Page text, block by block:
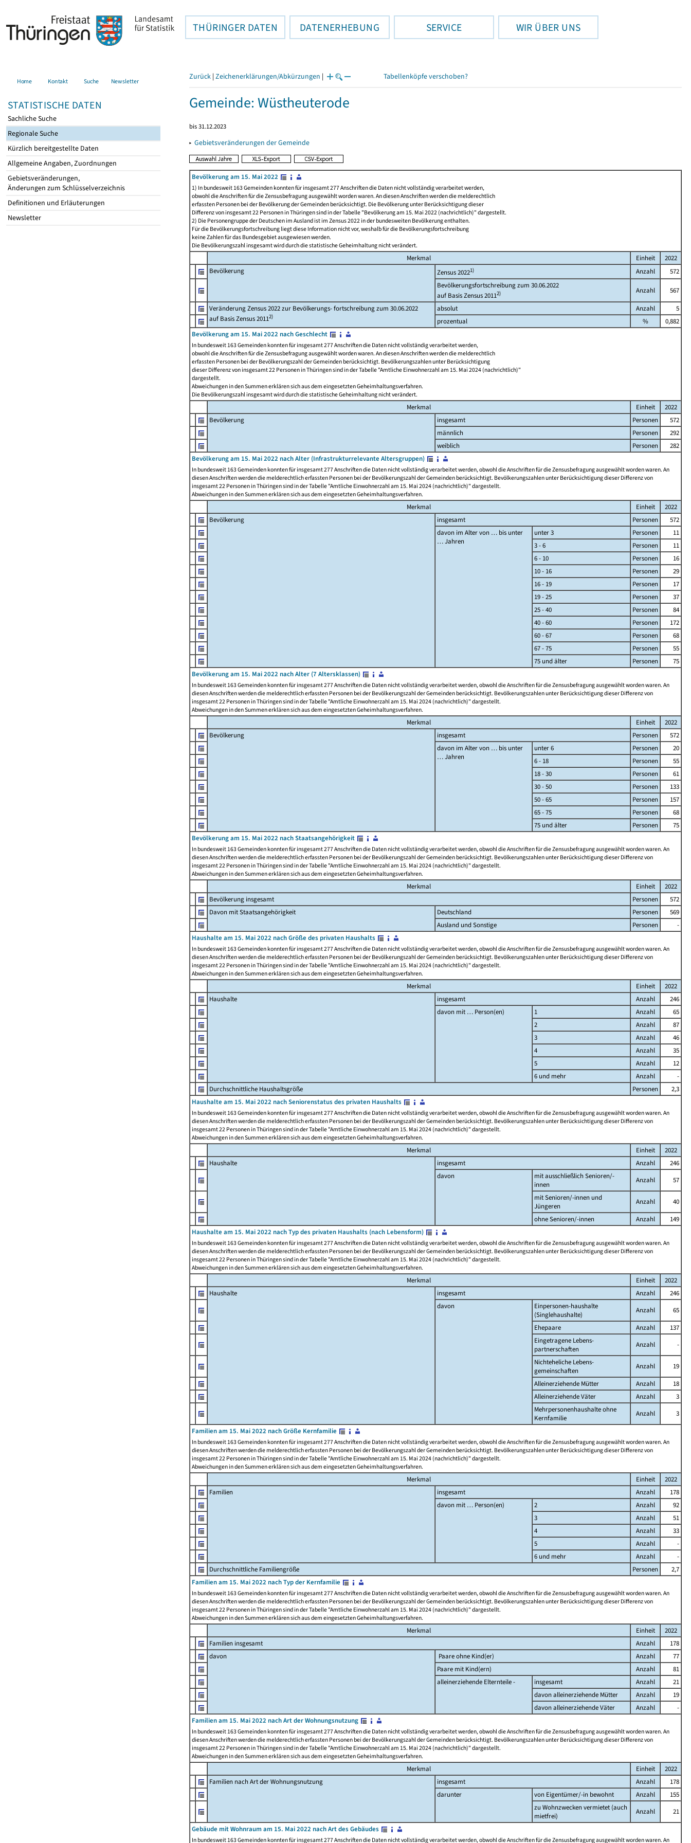
THÜRINGER DATEN DATENERHEBUNG SERVICE WIR ÜBER UNS
Home Kontakt Suche Newsletter
STATISTISCHE DATEN
Sachliche Suche
Regionale Suche
Kürzlich bereitgestellte Daten
Allgemeine Angaben, Zuordnungen
Gebietsveränderungen,
Änderungen zum Schlüsselverzeichnis
Definitionen und Erläuterungen
Newsletter
Zurück | Zeichenerklärungen/Abkürzungen | Tabellenköpfe verschoben?
Gemeinde: Wüstheuterode
bis 31.12.2023
▸ Gebietsveränderungen der Gemeinde
Bevölkerung am 15. Mai 2022
1) In bundesweit 163 Gemeinden konnten für insgesamt 277 Anschriften die Daten nicht vollständig verarbeitet werden,
obwohl die Anschriften für die Zensusbefragung ausgewählt worden waren. An diesen Anschriften werden die melderechtlich
erfassten Personen bei der Bevölkerung der Gemeinden berücksichtigt. Die Bevölkerung unter Berücksichtigung dieser
Differenz von insgesamt 22 Personen in Thüringen sind in der Tabelle "Bevölkerung am 15. Mai 2022 (nachrichtlich)" dargestellt.
2) Die Personengruppe der Deutschen im Ausland ist im Zensus 2022 in der bundesweiten Bevölkerung enthalten.
Für die Bevölkerungsfortschreibung liegt diese Information nicht vor, weshalb für die Bevölkerungsfortschreibung
keine Zahlen für das Bundesgebiet ausgewiesen werden.
Die Bevölkerungszahl insgesamt wird durch die statistische Geheimhaltung nicht verändert.
Merkmal Einheit
2022
Bevölkerung
Zensus 20221) Anzahl
572
Bevölkerungsfortschreibung zum 30.06.2022
auf Basis Zensus 20112) Anzahl 567
Veränderung Zensus 2022 zur Bevölkerungs- fortschreibung zum 30.06.2022
auf Basis Zensus 20112)
absolut Anzahl
5
prozentual
%
0,882
Bevölkerung am 15. Mai 2022 nach Geschlecht
In bundesweit 163 Gemeinden konnten für insgesamt 277 Anschriften die Daten nicht vollständig verarbeitet werden,
obwohl die Anschriften für die Zensusbefragung ausgewählt worden waren. An diesen Anschriften werden die melderechtlich
erfassten Personen bei der Bevölkerungszahl der Gemeinden berücksichtigt. Bevölkerungszahlen unter Berücksichtigung
dieser Differenz von insgesamt 22 Personen in Thüringen sind in der Tabelle "Amtliche Einwohnerzahl am 15. Mai 2024 (nachrichtlich)"
dargestellt.
Abweichungen in den Summen erklären sich aus dem eingesetzten Geheimhaltungsverfahren.
Die Bevölkerungszahl insgesamt wird durch die statistische Geheimhaltung nicht verändert.
Merkmal Einheit
2022
Bevölkerung
insgesamt Personen
572
männlich
Personen
292
weiblich
Personen
282
Bevölkerung am 15. Mai 2022 nach Alter (Infrastrukturrelevante Altersgruppen)
In bundesweit 163 Gemeinden konnten für insgesamt 277 Anschriften die Daten nicht vollständig verarbeitet werden, obwohl die Anschriften für die Zensusbefragung ausgewählt worden waren. An
diesen Anschriften werden die melderechtlich erfassten Personen bei der Bevölkerungszahl der Gemeinden berücksichtigt. Bevölkerungszahlen unter Berücksichtigung dieser Differenz von
insgesamt 22 Personen in Thüringen sind in der Tabelle "Amtliche Einwohnerzahl am 15. Mai 2024 (nachrichtlich)" dargestellt.
Abweichungen in den Summen erklären sich aus dem eingesetzten Geheimhaltungsverfahren.
Merkmal Einheit
2022
Bevölkerung
insgesamt Personen
572
davon im Alter von … bis unter
… Jahren
unter 3 Personen
11
3 - 6
Personen
11
6 - 10
Personen
16
10 - 16
Personen
29
16 - 19
Personen
17
19 - 25
Personen
37
25 - 40
Personen
84
40 - 60
Personen
172
60 - 67
Personen
68
67 - 75
Personen
55
75 und älter
Personen
75
Bevölkerung am 15. Mai 2022 nach Alter (7 Altersklassen)
In bundesweit 163 Gemeinden konnten für insgesamt 277 Anschriften die Daten nicht vollständig verarbeitet werden, obwohl die Anschriften für die Zensusbefragung ausgewählt worden waren. An
diesen Anschriften werden die melderechtlich erfassten Personen bei der Bevölkerungszahl der Gemeinden berücksichtigt. Bevölkerungszahlen unter Berücksichtigung dieser Differenz von
insgesamt 22 Personen in Thüringen sind in der Tabelle "Amtliche Einwohnerzahl am 15. Mai 2024 (nachrichtlich)" dargestellt.
Abweichungen in den Summen erklären sich aus dem eingesetzten Geheimhaltungsverfahren.
Merkmal Einheit
2022
Bevölkerung
insgesamt Personen
572
davon im Alter von … bis unter
… Jahren
unter 6 Personen
20
6 - 18
Personen
55
18 - 30
Personen
61
30 - 50
Personen
133
50 - 65
Personen
157
65 - 75
Personen
68
75 und älter
Personen
75
Bevölkerung am 15. Mai 2022 nach Staatsangehörigkeit
In bundesweit 163 Gemeinden konnten für insgesamt 277 Anschriften die Daten nicht vollständig verarbeitet werden, obwohl die Anschriften für die Zensusbefragung ausgewählt worden waren. An
diesen Anschriften werden die melderechtlich erfassten Personen bei der Bevölkerungszahl der Gemeinden berücksichtigt. Bevölkerungszahlen unter Berücksichtigung dieser Differenz von
insgesamt 22 Personen in Thüringen sind in der Tabelle "Amtliche Einwohnerzahl am 15. Mai 2024 (nachrichtlich)" dargestellt.
Abweichungen in den Summen erklären sich aus dem eingesetzten Geheimhaltungsverfahren.
Merkmal Einheit
2022
Bevölkerung insgesamt
Personen
572
Davon mit Staatsangehörigkeit
Deutschland Personen
569
Ausland und Sonstige
Personen
-
Haushalte am 15. Mai 2022 nach Größe des privaten Haushalts
In bundesweit 163 Gemeinden konnten für insgesamt 277 Anschriften die Daten nicht vollständig verarbeitet werden, obwohl die Anschriften für die Zensusbefragung ausgewählt worden waren. An
diesen Anschriften werden die melderechtlich erfassten Personen bei der Bevölkerungszahl der Gemeinden berücksichtigt. Bevölkerungszahlen unter Berücksichtigung dieser Differenz von
insgesamt 22 Personen in Thüringen sind in der Tabelle "Amtliche Einwohnerzahl am 15. Mai 2024 (nachrichtlich)" dargestellt.
Abweichungen in den Summen erklären sich aus dem eingesetzten Geheimhaltungsverfahren.
Merkmal Einheit
2022
Haushalte
insgesamt Anzahl
246
davon mit … Person(en)
1 Anzahl
65
2
Anzahl
87
3
Anzahl
46
4
Anzahl
35
5
Anzahl
12
6 und mehr
Anzahl
-
Durchschnittliche Haushaltsgröße
Personen
2,3
Haushalte am 15. Mai 2022 nach Seniorenstatus des privaten Haushalts
In bundesweit 163 Gemeinden konnten für insgesamt 277 Anschriften die Daten nicht vollständig verarbeitet werden, obwohl die Anschriften für die Zensusbefragung ausgewählt worden waren. An
diesen Anschriften werden die melderechtlich erfassten Personen bei der Bevölkerungszahl der Gemeinden berücksichtigt. Bevölkerungszahlen unter Berücksichtigung dieser Differenz von
insgesamt 22 Personen in Thüringen sind in der Tabelle "Amtliche Einwohnerzahl am 15. Mai 2024 (nachrichtlich)" dargestellt.
Abweichungen in den Summen erklären sich aus dem eingesetzten Geheimhaltungsverfahren.
Merkmal Einheit
2022
Haushalte
insgesamt Anzahl
246
davon
mit ausschließlich Senioren/-
innen
Anzahl
57
mit Senioren/-innen und
Jüngeren
Anzahl
40
ohne Senioren/-innen
Anzahl
149
Haushalte am 15. Mai 2022 nach Typ des privaten Haushalts (nach Lebensform)
In bundesweit 163 Gemeinden konnten für insgesamt 277 Anschriften die Daten nicht vollständig verarbeitet werden, obwohl die Anschriften für die Zensusbefragung ausgewählt worden waren. An
diesen Anschriften werden die melderechtlich erfassten Personen bei der Bevölkerungszahl der Gemeinden berücksichtigt. Bevölkerungszahlen unter Berücksichtigung dieser Differenz von
insgesamt 22 Personen in Thüringen sind in der Tabelle "Amtliche Einwohnerzahl am 15. Mai 2024 (nachrichtlich)" dargestellt.
Abweichungen in den Summen erklären sich aus dem eingesetzten Geheimhaltungsverfahren.
Merkmal Einheit
2022
Haushalte
insgesamt Anzahl
246
davon
Einpersonen-haushalte
(Singlehaushalte)
Anzahl
65
Ehepaare
Anzahl
137
Eingetragene Lebens-
partnerschaften
Anzahl
-
Nichteheliche Lebens-
gemeinschaften
Anzahl
19
Alleinerziehende Mütter
Anzahl
18
Alleinerziehende Väter
Anzahl
3
Mehrpersonenhaushalte ohne
Kernfamilie
Anzahl
3
Familien am 15. Mai 2022 nach Größe Kernfamilie
In bundesweit 163 Gemeinden konnten für insgesamt 277 Anschriften die Daten nicht vollständig verarbeitet werden, obwohl die Anschriften für die Zensusbefragung ausgewählt worden waren. An
diesen Anschriften werden die melderechtlich erfassten Personen bei der Bevölkerungszahl der Gemeinden berücksichtigt. Bevölkerungszahlen unter Berücksichtigung dieser Differenz von
insgesamt 22 Personen in Thüringen sind in der Tabelle "Amtliche Einwohnerzahl am 15. Mai 2024 (nachrichtlich)" dargestellt.
Abweichungen in den Summen erklären sich aus dem eingesetzten Geheimhaltungsverfahren.
Merkmal Einheit
2022
Familien
insgesamt Anzahl
178
davon mit … Person(en)
2 Anzahl
92
3
Anzahl
51
4
Anzahl
33
5
Anzahl
-
6 und mehr
Anzahl
-
Durchschnittliche Familiengröße
Personen
2,7
Familien am 15. Mai 2022 nach Typ der Kernfamilie
In bundesweit 163 Gemeinden konnten für insgesamt 277 Anschriften die Daten nicht vollständig verarbeitet werden, obwohl die Anschriften für die Zensusbefragung ausgewählt worden waren. An
diesen Anschriften werden die melderechtlich erfassten Personen bei der Bevölkerungszahl der Gemeinden berücksichtigt. Bevölkerungszahlen unter Berücksichtigung dieser Differenz von
insgesamt 22 Personen in Thüringen sind in der Tabelle "Amtliche Einwohnerzahl am 15. Mai 2024 (nachrichtlich)" dargestellt.
Abweichungen in den Summen erklären sich aus dem eingesetzten Geheimhaltungsverfahren.
Merkmal Einheit
2022
Familien insgesamt
Anzahl
178
davon
Paare ohne Kind(er) Anzahl
77
Paare mit Kind(ern)
Anzahl
81
alleinerziehende Elternteile -
insgesamt Anzahl
21
davon alleinerziehende Mütter
Anzahl
19
davon alleinerziehende Väter
Anzahl
-
Familien am 15. Mai 2022 nach Art der Wohnungsnutzung
In bundesweit 163 Gemeinden konnten für insgesamt 277 Anschriften die Daten nicht vollständig verarbeitet werden, obwohl die Anschriften für die Zensusbefragung ausgewählt worden waren. An
diesen Anschriften werden die melderechtlich erfassten Personen bei der Bevölkerungszahl der Gemeinden berücksichtigt. Bevölkerungszahlen unter Berücksichtigung dieser Differenz von
insgesamt 22 Personen in Thüringen sind in der Tabelle "Amtliche Einwohnerzahl am 15. Mai 2024 (nachrichtlich)" dargestellt.
Abweichungen in den Summen erklären sich aus dem eingesetzten Geheimhaltungsverfahren.
Merkmal Einheit
2022
Familien nach Art der Wohnungsnutzung
insgesamt Anzahl
178
darunter
von Eigentümer/-in bewohnt Anzahl
155
zu Wohnzwecken vermietet (auch
mietfrei)
Anzahl
21
Gebäude mit Wohnraum am 15. Mai 2022 nach Art des Gebäudes
In bundesweit 163 Gemeinden konnten für insgesamt 277 Anschriften die Daten nicht vollständig verarbeitet werden, obwohl die Anschriften für die Zensusbefragung ausgewählt worden waren. An